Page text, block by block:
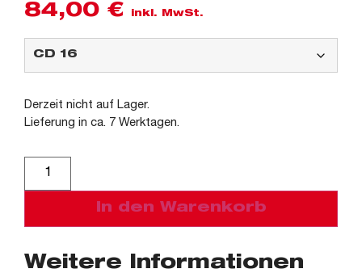
84,00 € inkl. MwSt.
Derzeit nicht auf Lager.
Lieferung in ca. 7 Werktagen.
In den Warenkorb
Weitere Informationen